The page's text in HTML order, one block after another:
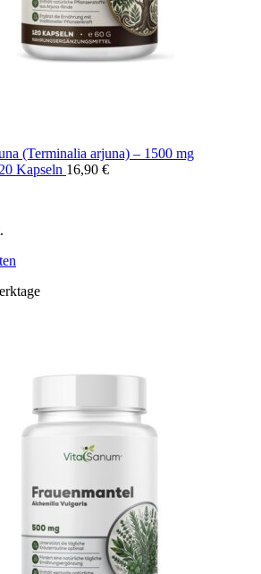
(Terminalia arjuna) – 1500 mg
Kapseln 16,90 €